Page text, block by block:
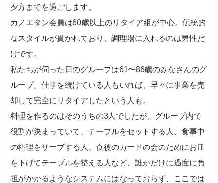
夕方までを過ごします。
カノエタン会員は60歳以上のリタイア組が中心。伝統的
なスタイルが貫かれており、調理場に入れるのは男性だ
けです。
私たちが伺った日のグループは61〜86歳のみなさんのグ
ループ。仕事を続けている人もいれば、早々に事業を売
却して完全にリタイアしたという人も。
料理を作るのはそのうちの3人でしたが、グループ内で
役割が決まっていて、テーブルをセットする人、食事中
の料理をサーブする人、食後のカードの会のためにお皿
を下げてテーブルを整える人など、誰かだけに過度に負
担がかかるようなシステムにはなっておらず、ここでは